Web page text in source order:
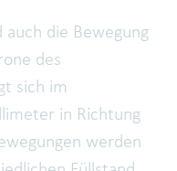
auch die Bewegung
des
sich im
in Richtung
werden